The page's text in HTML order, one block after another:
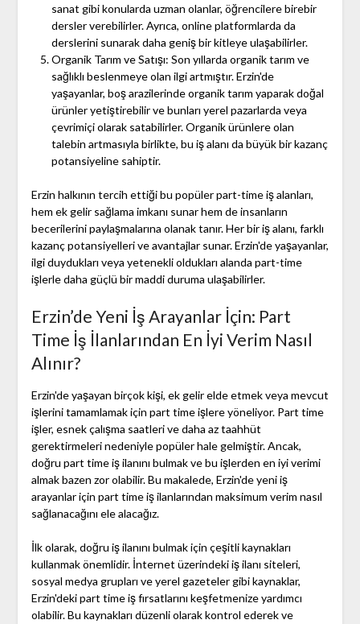
sanat gibi konularda uzman olanlar, öğrencilere birebir
dersler verebilirler. Ayrıca, online platformlarda da
derslerini sunarak daha geniş bir kitleye ulaşabilirler.
Organik Tarım ve Satışı: Son yıllarda organik tarım ve
sağlıklı beslenmeye olan ilgi artmıştır. Erzin'de
yaşayanlar, boş arazilerinde organik tarım yaparak doğal
ürünler yetiştirebilir ve bunları yerel pazarlarda veya
çevrimiçi olarak satabilirler. Organik ürünlere olan
talebin artmasıyla birlikte, bu iş alanı da büyük bir kazanç
potansiyeline sahiptir.
Erzin halkının tercih ettiği bu popüler part-time iş alanları,
hem ek gelir sağlama imkanı sunar hem de insanların
becerilerini paylaşmalarına olanak tanır. Her bir iş alanı, farklı
kazanç potansiyelleri ve avantajlar sunar. Erzin'de yaşayanlar,
ilgi duydukları veya yetenekli oldukları alanda part-time
işlerle daha güçlü bir maddi duruma ulaşabilirler.
Erzin’de Yeni İş Arayanlar İçin: Part
Time İş İlanlarından En İyi Verim Nasıl
Alınır?
Erzin'de yaşayan birçok kişi, ek gelir elde etmek veya mevcut
işlerini tamamlamak için part time işlere yöneliyor. Part time
işler, esnek çalışma saatleri ve daha az taahhüt
gerektirmeleri nedeniyle popüler hale gelmiştir. Ancak,
doğru part time iş ilanını bulmak ve bu işlerden en iyi verimi
almak bazen zor olabilir. Bu makalede, Erzin'de yeni iş
arayanlar için part time iş ilanlarından maksimum verim nasıl
sağlanacağını ele alacağız.
İlk olarak, doğru iş ilanını bulmak için çeşitli kaynakları
kullanmak önemlidir. İnternet üzerindeki iş ilanı siteleri,
sosyal medya grupları ve yerel gazeteler gibi kaynaklar,
Erzin'deki part time iş fırsatlarını keşfetmenize yardımcı
olabilir. Bu kaynakları düzenli olarak kontrol ederek ve